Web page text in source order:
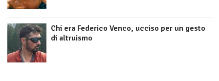
Chi era Federico Venco, ucciso per un gesto
di altruismo